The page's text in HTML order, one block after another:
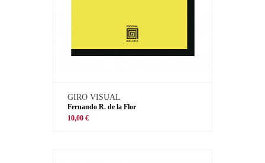
GIRO VISUAL
Fernando R. de la Flor
10,00 €